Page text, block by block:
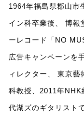
1964年福島県郡山市
イン科卒業後、 博報
ーレコード「NO
広告キャンペーンを
ィレクター、 東京藝
科教授、2011年NHK
代湖ズのギタリスト